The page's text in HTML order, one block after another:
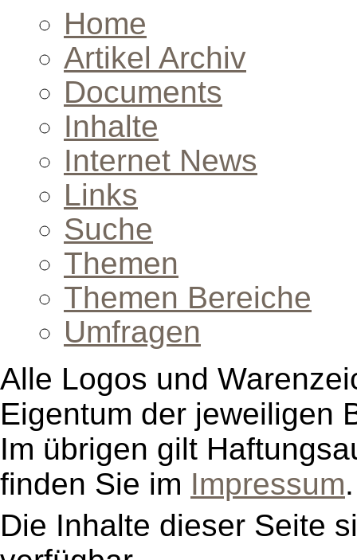
Home
Artikel Archiv
Documents
Inhalte
Internet News
Links
Suche
Themen
Themen Bereiche
Umfragen
Alle Logos und
Eigentum der jeweiligen
Im übrigen gilt
finden Sie im Impressum.
Die Inhalte dieser Seite